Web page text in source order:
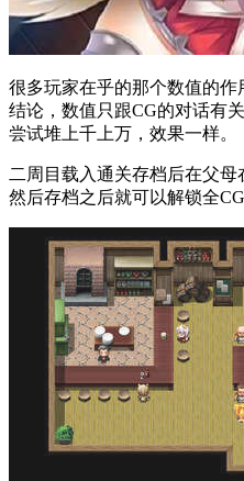
很多玩家在乎的那个数值的
结论，数值只跟CG的对话有
尝试堆上千上万，效果一样。
二周目载入通关存档后在父母
然后存档之后就可以解锁全CG